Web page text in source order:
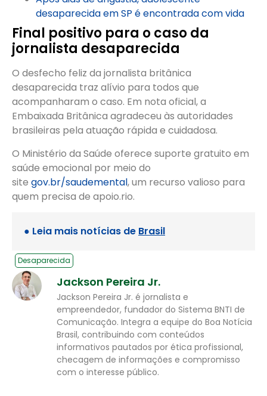
desaparecida em SP é encontrada com vida
Final positivo para o caso da
jornalista desaparecida
O desfecho feliz da jornalista britânica
desaparecida traz alívio para todos que
acompanharam o caso. Em nota oficial, a
Embaixada Britânica agradeceu às autoridades
brasileiras pela atuação rápida e cuidadosa.
O Ministério da Saúde oferece suporte gratuito em
saúde emocional por meio do
site gov.br/saudemental, um recurso valioso para
quem precisa de apoio.rio.
● Leia mais notícias de Brasil
Desaparecida
Jackson Pereira Jr.
Jackson Pereira Jr. é jornalista e
empreendedor, fundador do Sistema BNTI de
Comunicação. Integra a equipe do Boa Notícia
Brasil, contribuindo com conteúdos
informativos pautados por ética profissional,
checagem de informações e compromisso
com o interesse público.